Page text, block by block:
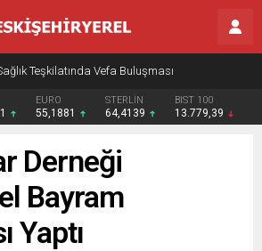
Teşkilatında Vefa Buluşması
EURO
55,1881
STERLİN
64,4139
BIST 100
13.779,39
Derneği
Bayram
Yaptı